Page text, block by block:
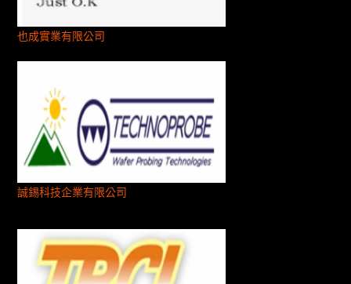
也成實業有限公司
誠錫科技企業有限公司